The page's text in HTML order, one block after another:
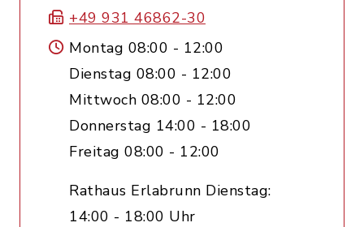
+49 931 46862-30
Montag 08:00 - 12:00
Dienstag 08:00 - 12:00
Mittwoch 08:00 - 12:00
Donnerstag 14:00 - 18:00
Freitag 08:00 - 12:00
Rathaus Erlabrunn Dienstag:
14:00 - 18:00 Uhr